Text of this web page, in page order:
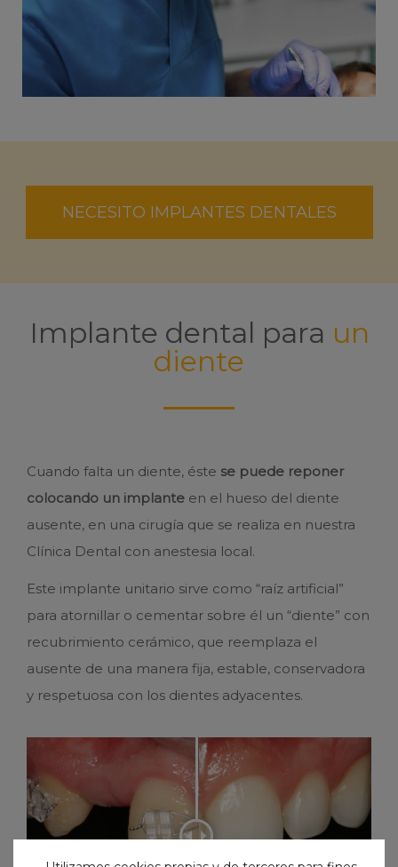
NECESITO IMPLANTES DENTALES
Implante dental para un
diente
Cuando falta un diente, éste se puede reponer
colocando un implante en el hueso del diente
ausente, en una cirugía que se realiza en nuestra
Clínica Dental con anestesia local.
Este implante unitario sirve como “raíz artificial”
para atornillar o cementar sobre él un “diente” con
recubrimiento cerámico, que reemplaza el
ausente de una manera fija, estable, conservadora
y respetuosa con los dientes adyacentes.